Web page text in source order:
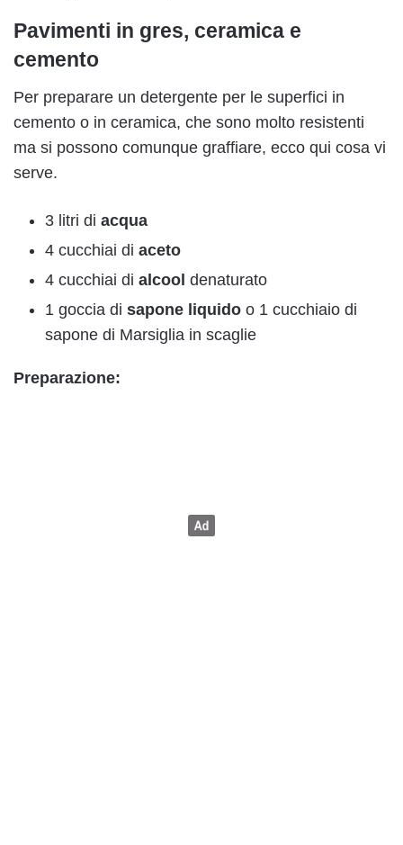
Pavimenti in gres, ceramica e
cemento
Per preparare un detergente per le superfici in
cemento o in ceramica, che sono molto resistenti
ma si possono comunque graffiare, ecco qui cosa vi
serve.
3 litri di acqua
4 cucchiai di aceto
4 cucchiai di alcool denaturato
1 goccia di sapone liquido o 1 cucchiaio di
sapone di Marsiglia in scaglie
Preparazione: